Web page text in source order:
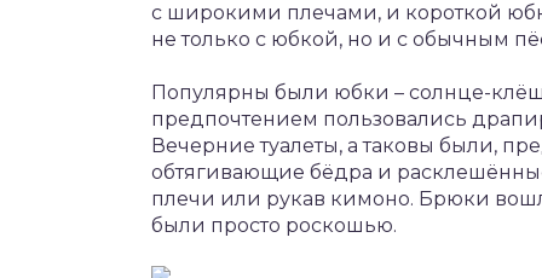
с широкими плечами, и короткой
не только с юбкой, но и с обычным
Популярны были юбки – солнце-
предпочтением пользовались
Вечерние туалеты, а таковы были,
обтягивающие бёдра и
плечи или рукав кимоно. Брюки
были просто роскошью.